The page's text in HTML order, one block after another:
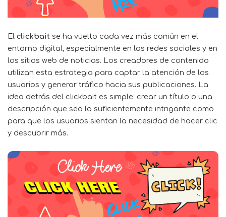
El clickbait se ha vuelto cada vez más común en el
entorno digital, especialmente en las redes sociales y en
los sitios web de noticias. Los creadores de contenido
utilizan esta estrategia para captar la atención de los
usuarios y generar tráfico hacia sus publicaciones. La
idea detrás del clickbait es simple: crear un título o una
descripción que sea lo suficientemente intrigante como
para que los usuarios sientan la necesidad de hacer clic
y descubrir más.